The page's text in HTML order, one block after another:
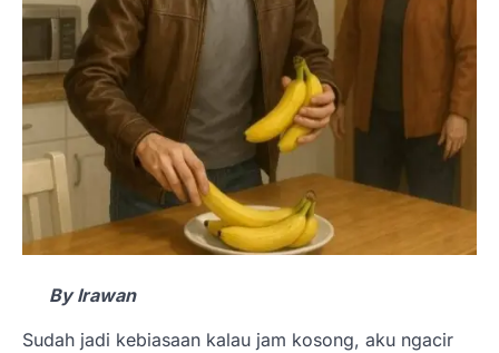
By Irawan
Sudah jadi kebiasaan kalau jam kosong, aku ngacir